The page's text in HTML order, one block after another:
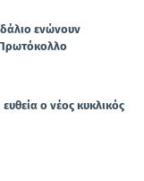
ενώνουν
Πρωτόκολλο
ο νέος κυκλικός